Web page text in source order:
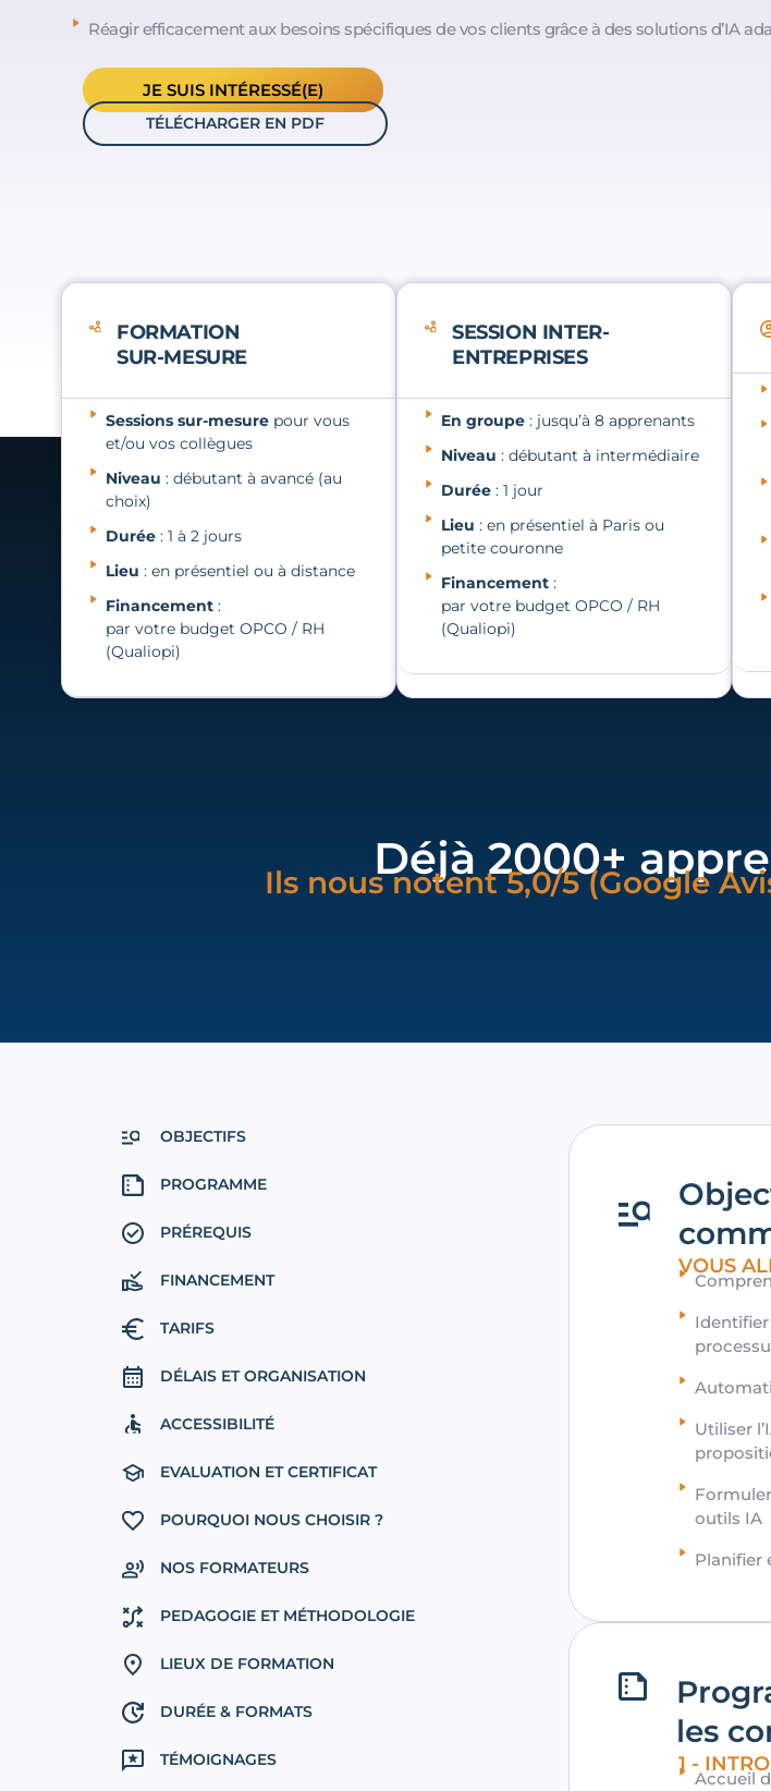
Réagir efficacement aux besoins spécifiques de vos clients grâce à des solutions d’IA
JE SUIS INTÉRESSÉ(E)
TÉLÉCHARGER EN PDF
FORMATION
SUR-MESURE
Sessions sur-mesure pour vous
et/ou vos collègues
Niveau : débutant à avancé (au
choix)
Durée : 1 à 2 jours
Lieu : en présentiel ou à distance
Financement :
par votre budget OPCO / RH
(Qualiopi)
SESSION INTER-
ENTREPRISES
En groupe : jusqu’à 8 apprenants
Niveau : débutant à intermédiaire
Durée : 1 jour
Lieu : en présentiel à Paris ou
petite couronne
Financement :
par votre budget OPCO / RH
(Qualiopi)
Déjà 2000+
Ils nous notent 5,0/5 (Google
OBJECTIFS
PROGRAMME
PRÉREQUIS
FINANCEMENT
TARIFS
DÉLAIS ET ORGANISATION
ACCESSIBILITÉ
EVALUATION ET CERTIFICAT
POURQUOI NOUS CHOISIR ?
NOS FORMATEURS
PEDAGOGIE ET MÉTHODOLOGIE
LIEUX DE FORMATION
DURÉE & FORMATS
TÉMOIGNAGES
VOUS
Utiliser
outils IA
Planifier
les
1 -
Accueil